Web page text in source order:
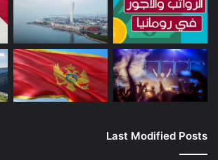
Last Modified Posts